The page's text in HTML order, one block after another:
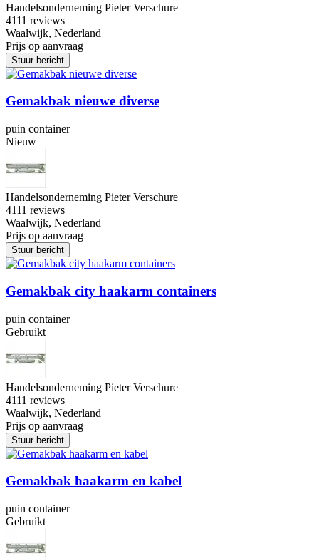
Handelsonderneming Pieter Verschure
4111 reviews
Waalwijk, Nederland
Prijs op aanvraag
Stuur bericht
Gemakbak nieuwe diverse
puin container
Nieuw
Handelsonderneming Pieter Verschure
4111 reviews
Waalwijk, Nederland
Prijs op aanvraag
Stuur bericht
Gemakbak city haakarm containers
puin container
Gebruikt
Handelsonderneming Pieter Verschure
4111 reviews
Waalwijk, Nederland
Prijs op aanvraag
Stuur bericht
Gemakbak haakarm en kabel
puin container
Gebruikt